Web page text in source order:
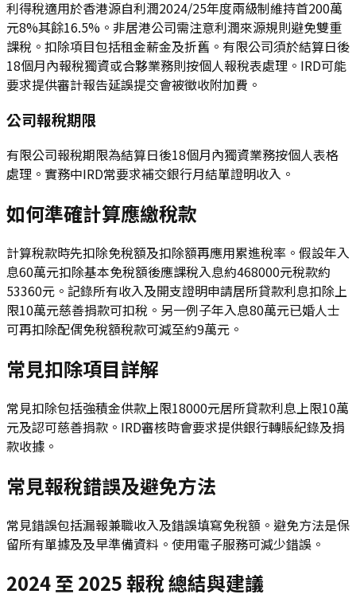
利得稅適用於香港源自利潤2024/25年度兩級制維持首200萬
元8%其餘16.5%。非居港公司需注意利潤來源規則避免雙重
課稅。扣除項目包括租金薪金及折舊。有限公司須於結算日後
18個月內報稅獨資或合夥業務則按個人報稅表處理。IRD可能
要求提供審計報告延誤提交會被徵收附加費。
公司報稅期限
有限公司報稅期限為結算日後18個月內獨資業務按個人表格
處理。實務中IRD常要求補交銀行月結單證明收入。
如何準確計算應繳稅款
計算稅款時先扣除免稅額及扣除額再應用累進稅率。假設年入
息60萬元扣除基本免稅額後應課稅入息約468000元稅款約
53360元。記錄所有收入及開支證明申請居所貸款利息扣除上
限10萬元慈善捐款可扣稅。另一例子年入息80萬元已婚人士
可再扣除配偶免稅額稅款可減至約9萬元。
常見扣除項目詳解
常見扣除包括強積金供款上限18000元居所貸款利息上限10萬
元及認可慈善捐款。IRD審核時會要求提供銀行轉賬紀錄及捐
款收據。
常見報稅錯誤及避免方法
常見錯誤包括漏報兼職收入及錯誤填寫免稅額。避免方法是保
留所有單據及及早準備資料。使用電子服務可減少錯誤。
2024 至 2025 報稅 總結與建議